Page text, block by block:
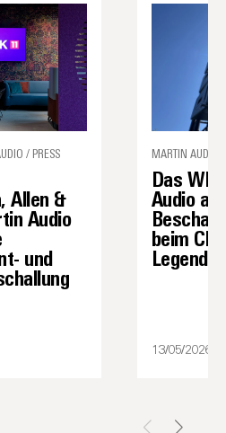
/ PRESS
Allen &
Audio
und
MARTIN AUDIO /
Das
Audio
beim
13/05/2026